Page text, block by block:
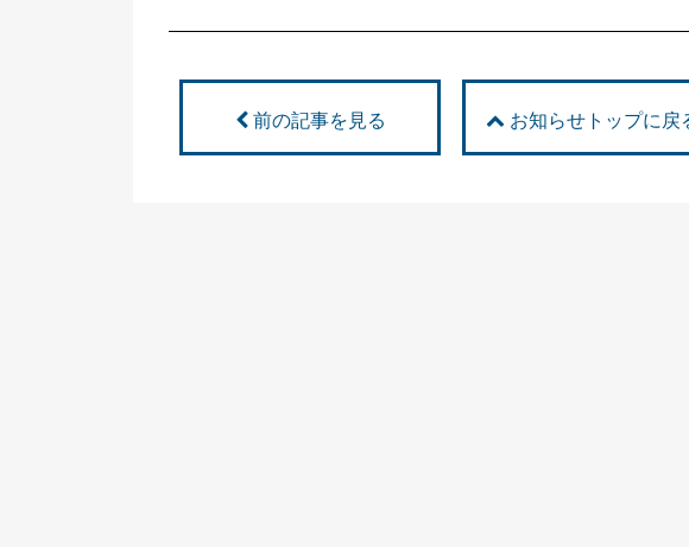
前の記事を見る お知らせトップに戻